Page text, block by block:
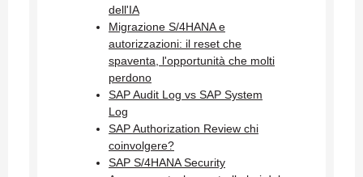
dell'IA
Migrazione S/4HANA e
autorizzazioni: il reset che
spaventa, l'opportunità che molti
perdono
SAP Audit Log vs SAP System
Log
SAP Authorization Review chi
coinvolgere?
SAP S/4HANA Security